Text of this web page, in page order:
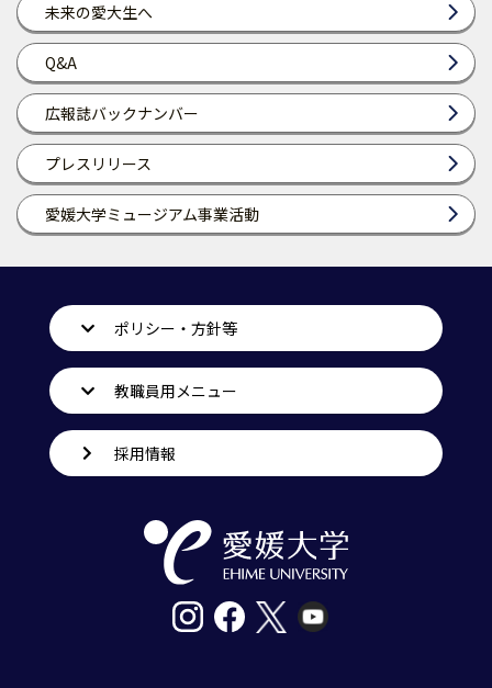
未来の愛大生へ
Q&A
広報誌バックナンバー
プレスリリース
愛媛大学ミュージアム事業活動
ポリシー・方針等
教職員用メニュー
採用情報